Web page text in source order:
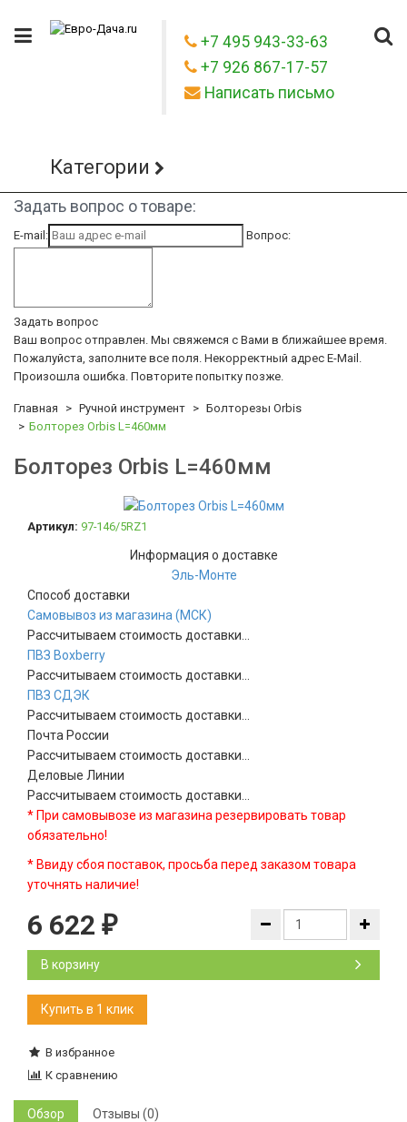
+7 495 943-33-63
+7 926 867-17-57
Написать письмо
Категории
Задать вопрос о товаре:
E-mail: Вопрос:
Задать вопрос
Ваш вопрос отправлен. Мы свяжемся с Вами в ближайшее время.
Пожалуйста, заполните все поля. Некорректный адрес E-Mail.
Произошла ошибка. Повторите попытку позже.
Главная Ручной инструмент
Болторезы Orbis
Болторез Orbis L=460мм
Болторез Orbis L=460мм
Артикул: 97-146/5RZ1
Информация о доставке
Эль-Монте
Способ доставки
Самовывоз из магазина (МСК)
Рассчитываем стоимость доставки...
ПВЗ Boxberry
Рассчитываем стоимость доставки...
ПВЗ СДЭК
Рассчитываем стоимость доставки...
Почта России
Рассчитываем стоимость доставки...
Деловые Линии
Рассчитываем стоимость доставки...
* При самовывозе из магазина резервировать товар
обязательно!
* Ввиду сбоя поставок, просьба перед заказом товара
уточнять наличие!
6 622 ₽
В корзину
В избранное
К сравнению
Обзор Отзывы (0)